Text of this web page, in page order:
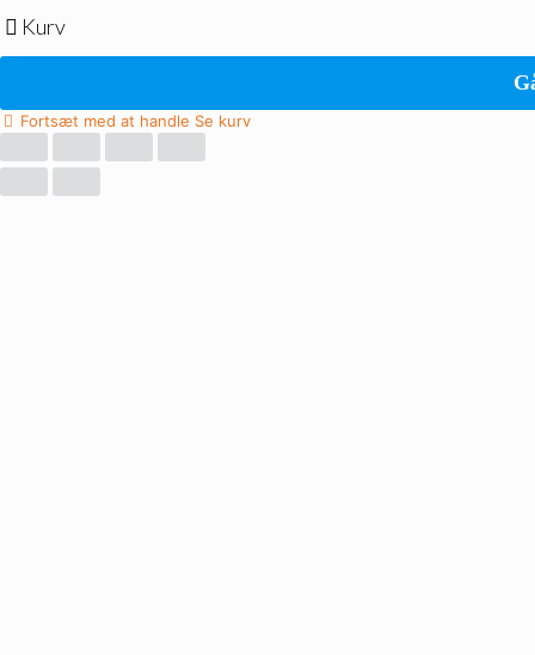
Kurv
Fortsæt med at handle Se kurv